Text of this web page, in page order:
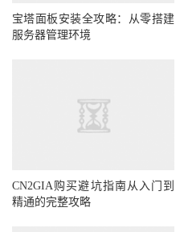
宝塔面板安装全攻略：从零搭建
服务器管理环境
CN2GIA购买避坑指南从入门到
精通的完整攻略